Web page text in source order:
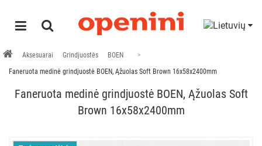
Aksesuarai Grindjuostės
BOEN
Faneruota medinė grindjuostė BOEN, Ąžuolas Soft Brown 16x58x2400mm
Faneruota medinė grindjuostė BOEN, Ąžuolas Soft
Brown 16x58x2400mm